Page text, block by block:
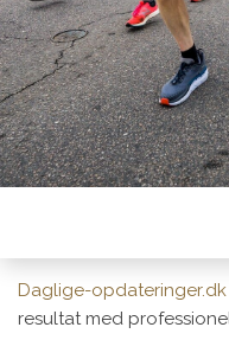
Daglige-opdateringer.dk
resultat med